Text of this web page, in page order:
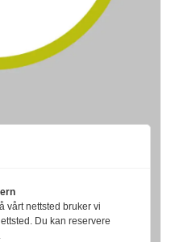
vårt nettsted bruker vi
Du kan reservere